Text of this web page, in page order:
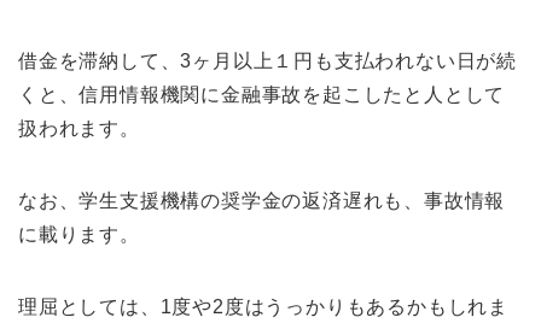
借金を滞納して、3ヶ月以上１円も支払われない日が続
くと、信用情報機関に金融事故を起こしたと人として
扱われます。
なお、学生支援機構の奨学金の返済遅れも、事故情報
に載ります。
理屈としては、1度や2度はうっかりもあるかもしれま